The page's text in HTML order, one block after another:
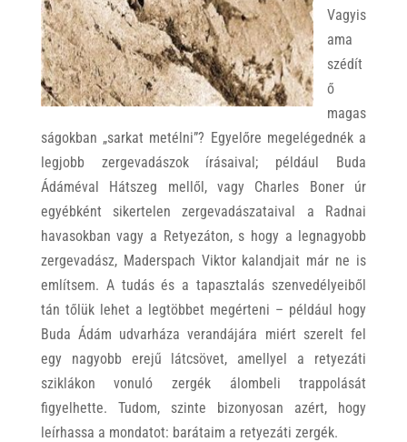
Vagyis
ama
szédít
ő
magas
ságokban „sarkat metélni”? Egyelőre megelégednék a
legjobb zergevadászok írásaival; például Buda
Ádáméval Hátszeg mellől, vagy Charles Boner úr
egyébként sikertelen zergevadászataival a Radnai
havasokban vagy a Retyezáton, s hogy a legnagyobb
zergevadász, Maderspach Viktor kalandjait már ne is
említsem. A tudás és a tapasztalás szenvedélyeiből
tán tőlük lehet a legtöbbet megérteni – például hogy
Buda Ádám udvarháza verandájára miért szerelt fel
egy nagyobb erejű látcsövet, amellyel a retyezáti
sziklákon vonuló zergék álombeli trappolását
figyelhette. Tudom, szinte bizonyosan azért, hogy
leírhassa a mondatot: barátaim a retyezáti zergék.